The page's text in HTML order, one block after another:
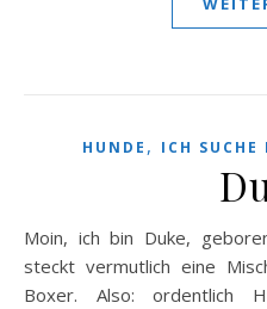
HUNDE , ICH SUCHE
Moin, ich bin Duke, geboren am 12.10.2022 und in mir
steckt vermutlich eine
Boxer. Also: ordentlich